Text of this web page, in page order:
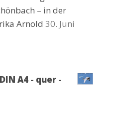
– in der
Arnold 30. Juni
A4 - quer -